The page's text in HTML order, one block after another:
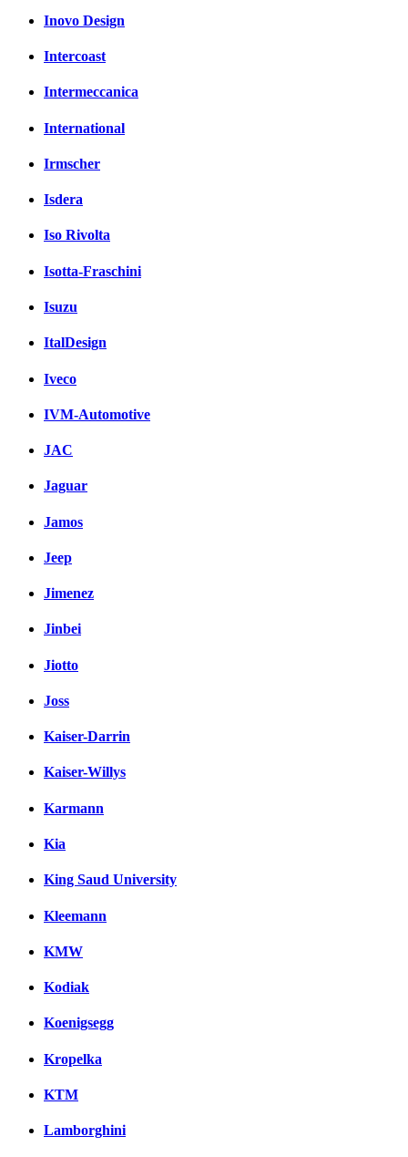
Inovo Design
Intercoast
Intermeccanica
International
Irmscher
Isdera
Iso Rivolta
Isotta-Fraschini
Isuzu
ItalDesign
Iveco
IVM-Automotive
JAC
Jaguar
Jamos
Jeep
Jimenez
Jinbei
Jiotto
Joss
Kaiser-Darrin
Kaiser-Willys
Karmann
Kia
King Saud University
Kleemann
KMW
Kodiak
Koenigsegg
Kropelka
KTM
Lamborghini